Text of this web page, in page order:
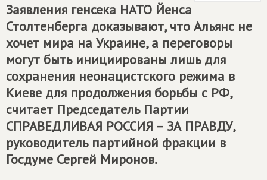
Заявления генсека НАТО Йенса
Столтенберга доказывают, что Альянс не
хочет мира на Украине, а переговоры
могут быть инициированы лишь для
сохранения неонацистского режима в
Киеве для продолжения борьбы с РФ,
считает Председатель Партии
СПРАВЕДЛИВАЯ РОССИЯ – ЗА ПРАВДУ,
руководитель партийной фракции в
Госдуме Сергей Миронов.